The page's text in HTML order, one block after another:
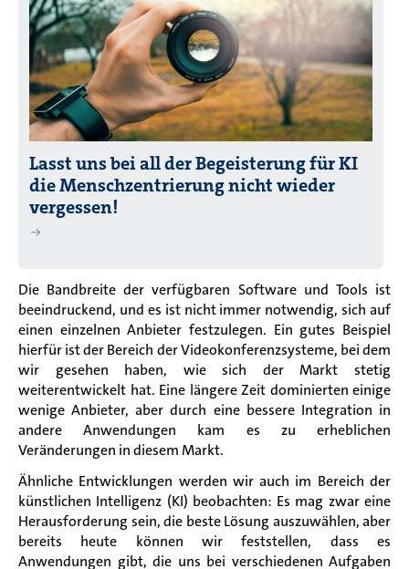
Lasst uns bei all der Begeisterung für KI
die Menschzentrierung nicht wieder
vergessen!
Die Bandbreite der verfügbaren Software und Tools ist
beeindruckend, und es ist nicht immer notwendig, sich auf
einen einzelnen Anbieter festzulegen. Ein gutes Beispiel
hierfür ist der Bereich der Videokonferenzsysteme, bei dem
wir gesehen haben, wie sich der Markt stetig
weiterentwickelt hat. Eine längere Zeit dominierten einige
wenige Anbieter, aber durch eine bessere Integration in
andere Anwendungen kam es zu erheblichen
Veränderungen in diesem Markt.
Ähnliche Entwicklungen werden wir auch im Bereich der
künstlichen Intelligenz (KI) beobachten: Es mag zwar eine
Herausforderung sein, die beste Lösung auszuwählen, aber
bereits heute können wir feststellen, dass es
Anwendungen gibt, die uns bei verschiedenen Aufgaben